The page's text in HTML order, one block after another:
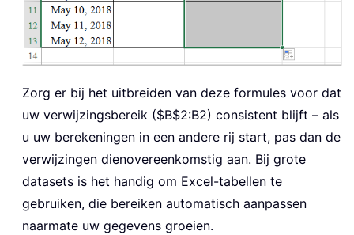
Zorg er bij het uitbreiden van deze formules voor dat
uw verwijzingsbereik ($B$2:B2) consistent blijft – als
u uw berekeningen in een andere rij start, pas dan de
verwijzingen dienovereenkomstig aan. Bij grote
datasets is het handig om Excel-tabellen te
gebruiken, die bereiken automatisch aanpassen
naarmate uw gegevens groeien.